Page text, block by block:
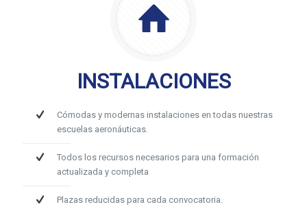
INSTALACIONES
Cómodas y modernas instalaciones en todas nuestras
escuelas aeronáuticas.
Todos los recursos necesarios para una formación
actualizada y completa
Plazas reducidas para cada convocatoria.